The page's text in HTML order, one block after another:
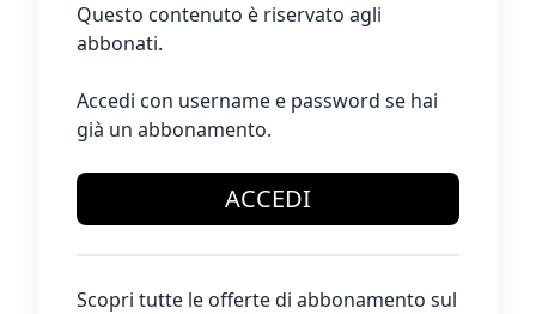
Questo contenuto è riservato agli
abbonati.
Accedi con username e password se hai
già un abbonamento.
ACCEDI
Scopri tutte le offerte di abbonamento sul